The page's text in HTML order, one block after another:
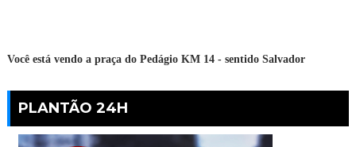
Você está vendo a praça do Pedágio KM 14 - sentido Salvador
PLANTÃO 24H